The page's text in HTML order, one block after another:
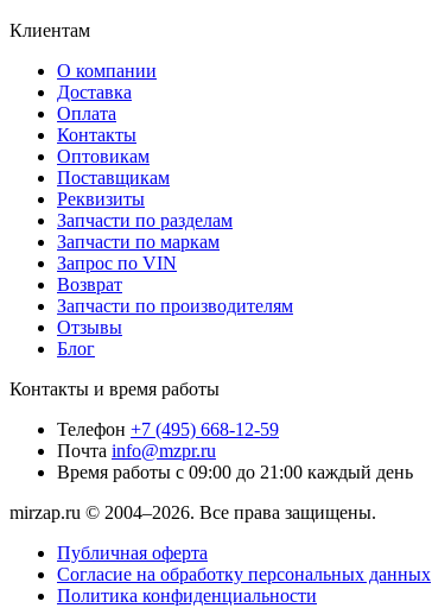
Клиентам
О компании
Доставка
Оплата
Контакты
Оптовикам
Поставщикам
Реквизиты
Запчасти по разделам
Запчасти по маркам
Запрос по VIN
Возврат
Запчасти по производителям
Отзывы
Блог
Контакты и время работы
Телефон +7 (495) 668-12-59
Почта info@mzpr.ru
Время работы с 09:00 до 21:00 каждый день
mirzap.ru © 2004–2026. Все права защищены.
Публичная оферта
Согласие на обработку персональных данных
Политика конфиденциальности